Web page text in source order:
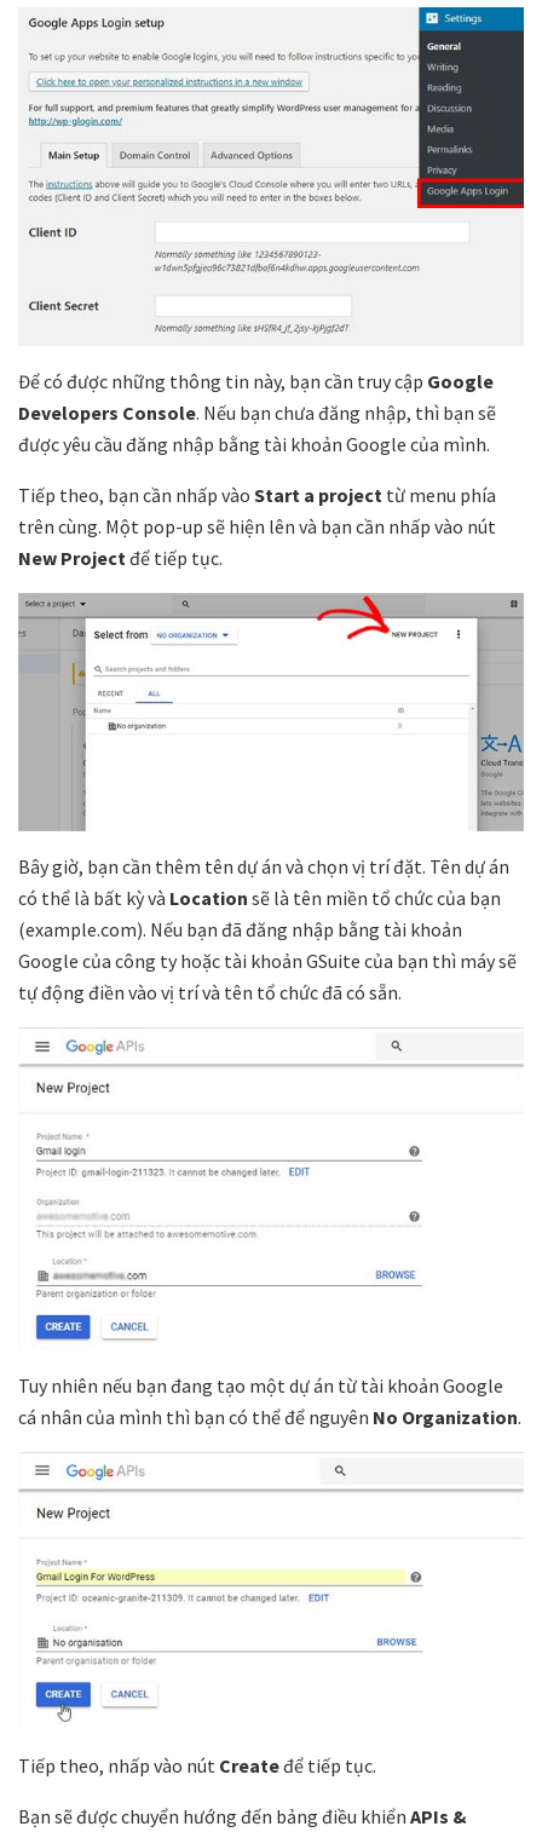
Để có được những thông tin này, bạn cần truy cập Google
Developers Console. Nếu bạn chưa đăng nhập, thì bạn sẽ
được yêu cầu đăng nhập bằng tài khoản Google của mình.
Tiếp theo, bạn cần nhấp vào Start a project từ menu phía
trên cùng. Một pop-up sẽ hiện lên và bạn cần nhấp vào nút
New Project để tiếp tục.
Bây giờ, bạn cần thêm tên dự án và chọn vị trí đặt. Tên dự án
có thể là bất kỳ và Location sẽ là tên miền tổ chức của bạn
(example.com). Nếu bạn đã đăng nhập bằng tài khoản
Google của công ty hoặc tài khoản GSuite của bạn thì máy sẽ
tự động điền vào vị trí và tên tổ chức đã có sẵn.
Tuy nhiên nếu bạn đang tạo một dự án từ tài khoản Google
cá nhân của mình thì bạn có thể để nguyên No Organization.
Tiếp theo, nhấp vào nút Createđể tiếp tục.
Bạn sẽ được chuyển hướng đến bảng điều khiển APIs &